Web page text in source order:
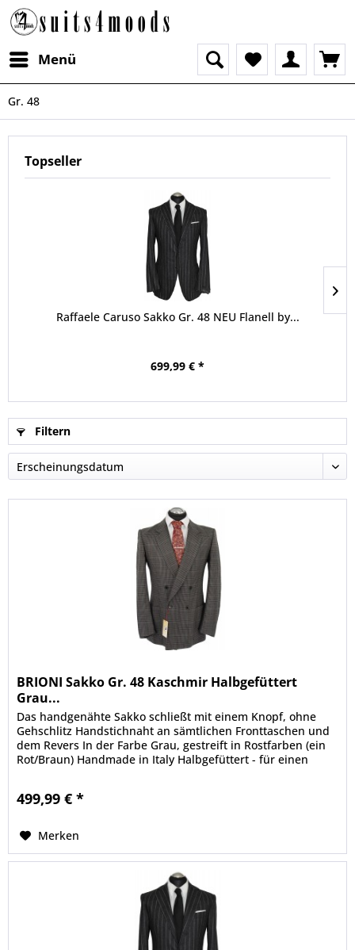
Menü
Gr. 48
Topseller
Raffaele Caruso Sakko Gr. 48 NEU Flanell by...
699,99 € *
Filtern
BRIONI Sakko Gr. 48 Kaschmir Halbgefüttert
Grau...
Das handgenähte Sakko schließt mit einem Knopf, ohne
Gehschlitz Handstichnaht an sämtlichen Fronttaschen und
dem Revers In der Farbe Grau, gestreift in Rostfarben (ein
Rot/Braun) Handmade in Italy Halbgefüttert - für einen
499,99 € *
Merken